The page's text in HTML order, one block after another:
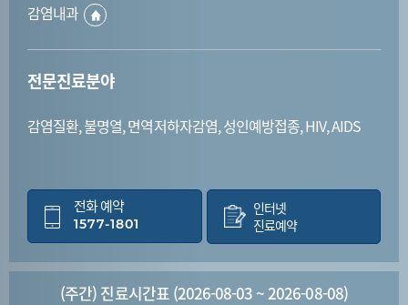
감염내과
전문진료분야
감염질환, 불명열, 면역저하자감염, 성인예방접종, HIV, AIDS
전화 예약
1577-1801
인터넷
진료예약
(주간) 진료시간표 (2026-08-03 ~ 2026-08-08)